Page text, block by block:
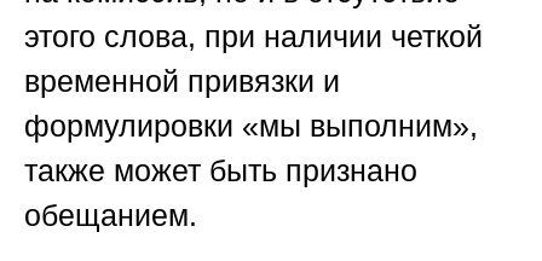
этого слова, при наличии четкой
временной привязки и
формулировки «мы выполним»,
также может быть признано
обещанием.